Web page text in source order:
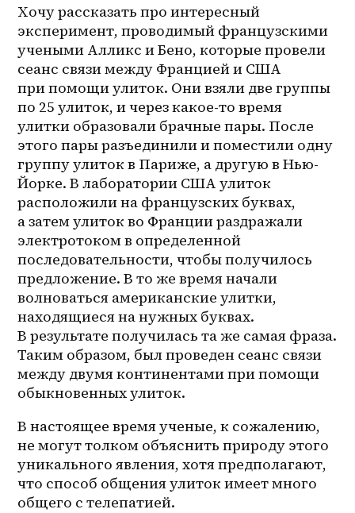
Хочу рассказать про интересный
эксперимент, проводимый французскими
учеными Алликс и Бено, которые провели
сеанс связи между Францией и США
при помощи улиток. Они взяли две группы
по 25 улиток, и через какое-то время
улитки образовали брачные пары. После
этого пары разъединили и поместили одну
группу улиток в Париже, а другую в Нью-
Йорке. В лаборатории США улиток
расположили на французских буквах,
а затем улиток во Франции раздражали
электротоком в определенной
последовательности, чтобы получилось
предложение. В то же время начали
волноваться американские улитки,
находящиеся на нужных буквах.
В результате получилась та же самая фраза.
Таким образом, был проведен сеанс связи
между двумя континентами при помощи
обыкновенных улиток.
В настоящее время ученые, к сожалению,
не могут толком объяснить природу этого
уникального явления, хотя предполагают,
что способ общения улиток имеет много
общего с телепатией.